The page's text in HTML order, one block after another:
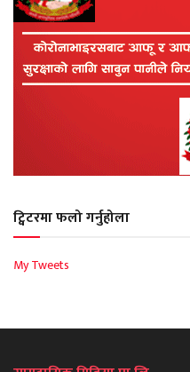
ट्विटरमा फलो गर्नुहोला
My Tweets